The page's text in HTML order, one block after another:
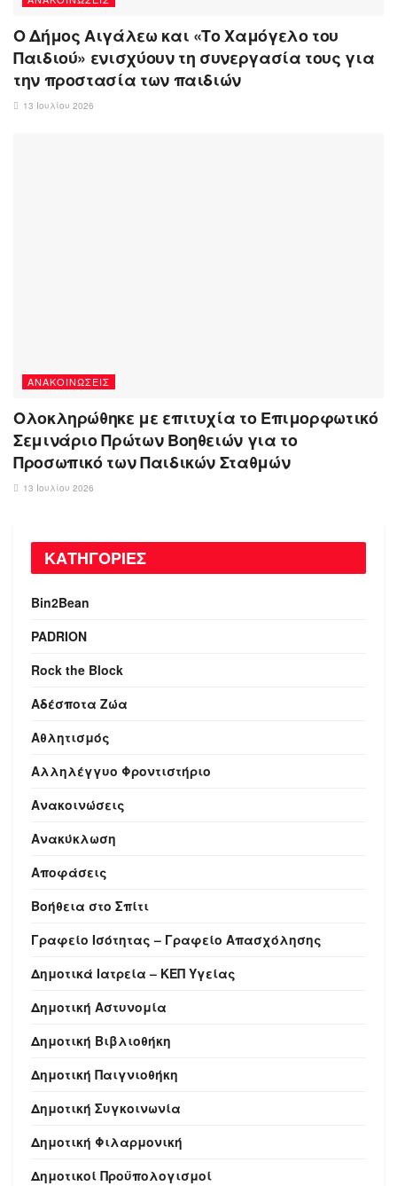
Ο Δήμος Αιγάλεω και «Το Χαμόγελο του
Παιδιού» ενισχύουν τη συνεργασία τους για
την προστασία των παιδιών
13 Ιουλίου 2026
ΑΝΑΚΟΙΝΏΣΕΙΣ
Ολοκληρώθηκε με επιτυχία το Επιμορφωτικό
Σεμινάριο Πρώτων Βοηθειών για το
Προσωπικό των Παιδικών Σταθμών
13 Ιουλίου 2026
ΚΑΤΗΓΟΡΙΕΣ
Bin2Bean
PADRION
Rock the Block
Αδέσποτα Ζώα
Αθλητισμός
Αλληλέγγυο Φροντιστήριο
Ανακοινώσεις
Ανακύκλωση
Αποφάσεις
Βοήθεια στο Σπίτι
Γραφείο Ισότητας – Γραφείο Απασχόλησης
Δημοτικά Ιατρεία – ΚΕΠ Υγείας
Δημοτική Αστυνομία
Δημοτική Βιβλιοθήκη
Δημοτική Παιγνιοθήκη
Δημοτική Συγκοινωνία
Δημοτική Φιλαρμονική
Δημοτικοί Προϋπολογισμοί